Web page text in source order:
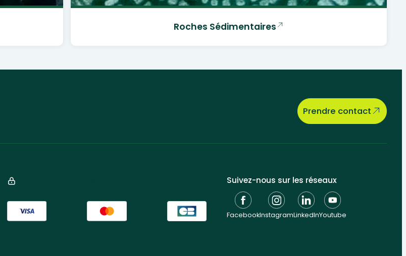
Roches Sédimentaires
sommes là pour vous aider. Prendre contact
Suivez-nous sur les réseaux
FacebookInstagramLinkedInYoutube